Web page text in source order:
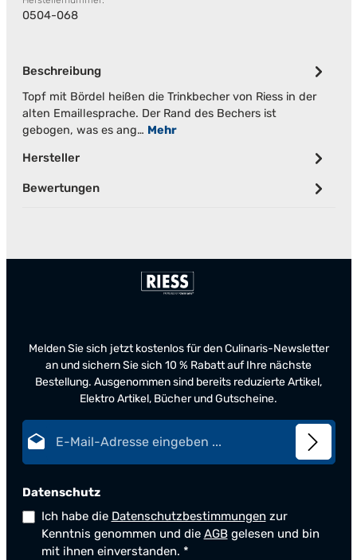
0504-068
Beschreibung
Topf mit Bördel heißen die Trinkbecher von Riess in der
alten Emaillesprache. Der Rand des Bechers ist
gebogen, was es ang… Mehr
Hersteller
Bewertungen
Melden Sie sich jetzt kostenlos für den Culinaris-Newsletter
an und sichern Sie sich 10 % Rabatt auf Ihre nächste
Bestellung. Ausgenommen sind bereits reduzierte Artikel,
Elektro Artikel, Bücher und Gutscheine.
Datenschutz
Ich habe die Datenschutzbestimmungen zur
Kenntnis genommen und die AGBgelesen und bin
mit ihnen einverstanden. *